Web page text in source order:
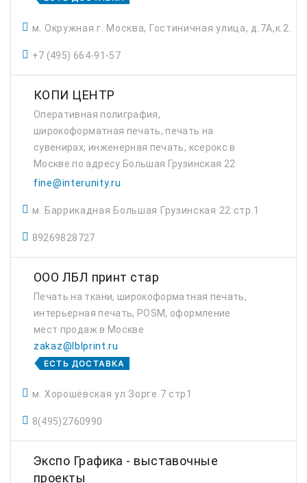
м. Окружная г. Москва, Гостиничная улица, д.7А,к.2.
+7 (495) 664-91-57
КОПИ ЦЕНТР
Оперативная полиграфия,
широкоформатная печать, печать на
сувенирах, инженерная печать, ксерокс в
Москве по адресу Большая Грузинская 22
стр.1
fine@interunity.ru
м. Баррикадная Большая Грузинская 22 стр.1
89269828727
ООО ЛБЛ принт стар
Печать на ткани, широкоформатная печать,
интерьерная печать, POSM, оформление
мест продаж в Москве
zakaz@lblprint.ru
ЕСТЬ ДОСТАВКА
м. Хорошёвская ул Зорге 7 стр1
8(495)2760990
Экспо Графика - выставочные
проекты